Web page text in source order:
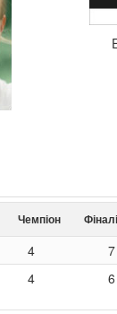
Чемпіон
4 7
4 6